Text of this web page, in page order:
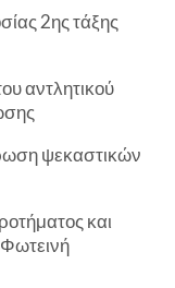
2ης τάξης
αντλητικού
ψεκαστικών
και